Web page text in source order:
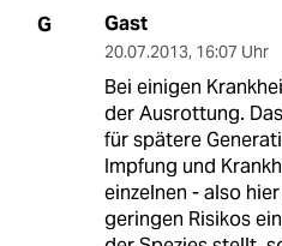
G Gast
20.07.2013, 16:07 Uhr
Bei einigen
der Ausrottung.
für spätere
Impfung und
einzelnen - also
geringen Risikos